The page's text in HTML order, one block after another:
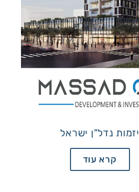
יזמות נדל"ן ישראל
קרא עוד